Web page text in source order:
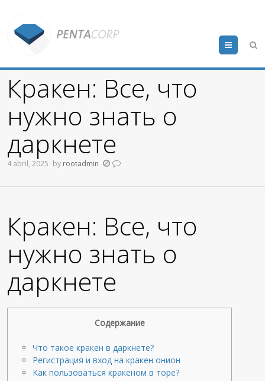
Menu
Кракен: Все, что
нужно знать о
даркнете
4 abril, 2025 by rootadmin
Кракен: Все, что
нужно знать о
даркнете
Содержание
Что такое кракен в даркнете?
Регистрация и вход на кракен онион
Как пользоваться кракеном в торе?